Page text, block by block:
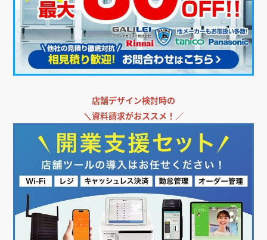
＼飲食店担当者・納入業者の方必見!／